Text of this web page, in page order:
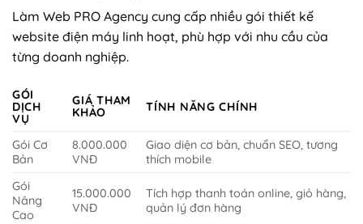
Làm Web PRO Agency cung cấp nhiều gói thiết kế
website điện máy linh hoạt, phù hợp với nhu cầu của
từng doanh nghiệp.
GÓI
DỊCH
VỤ
GIÁ THAM
KHẢO
TÍNH NĂNG CHÍNH
Gói Cơ
Bản
8.000.000
VNĐ
Giao diện cơ bản, chuẩn SEO, tương
thích mobile
Gói
Nâng
Cao
15.000.000
VNĐ
Tích hợp thanh toán online, giỏ hàng,
quản lý đơn hàng